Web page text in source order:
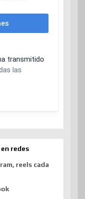
en redes
reels cada